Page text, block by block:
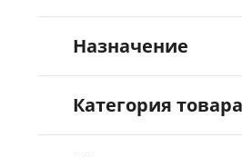
Назначение
Категория товара